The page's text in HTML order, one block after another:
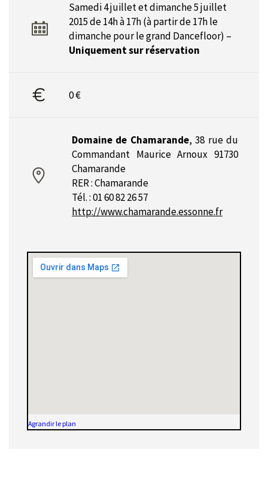
Samedi 4 juillet et dimanche 5 juillet
2015 de 14h à 17h (à partir de 17h le
dimanche pour le grand Dancefloor) –
Uniquement sur réservation
0 €
Domaine de Chamarande,38 rue du
Commandant Maurice Arnoux 91730
Chamarande
RER : Chamarande
Tél. : 01 60 82 26 57
http://www.chamarande.essonne.fr
Agrandir le plan